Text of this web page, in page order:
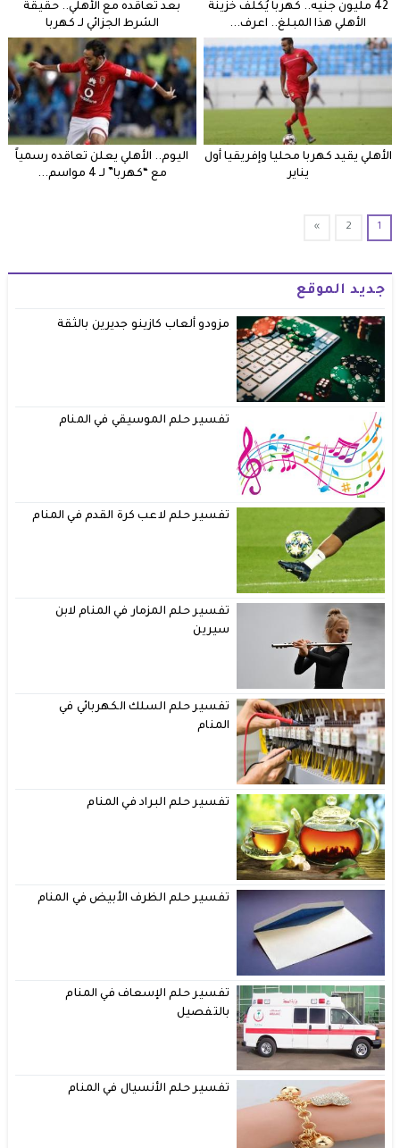
42 مليون جنيه.. كهربا يُكلف خزينة
الأهلي هذا المبلغ.. اعرف...
بعد تعاقده مع الأهلي.. حقيقة
الشرط الجزائي لـ كهربا
الأهلي يقيد كهربا محليا وإفريقيا أول
يناير
اليوم.. الأهلي يعلن تعاقده رسمياً
مع “كهربا” لـ 4 مواسم...
1
2
»
جديد الموقع
مزودو ألعاب كازينو جديرين بالثقة
تفسير حلم الموسيقي في المنام
تفسير حلم لاعب كرة القدم في المنام
تفسير حلم المزمار في المنام لابن
سيرين
تفسير حلم السلك الكهربائي في
المنام
تفسير حلم البراد في المنام
تفسير حلم الظرف الأبيض في المنام
تفسير حلم الإسعاف في المنام
بالتفصيل
تفسير حلم الأنسيال في المنام